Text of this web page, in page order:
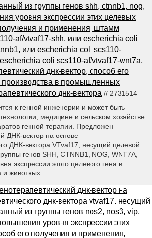
из группы генов shh, ctnnb1, nog,
уровня экспрессии этих целевых
и применения, штамм
af/vtvaf17-shh, или escherichia coli
или escherichia coli scs110-
coli scs110-af/vtvaf17-wnt7a,
днк-вектор, способ его
производства в промышленных
днк-вектора // 2731514
к генной инженерии и может быть
медицине и сельском хозяйстве
генной терапии. Предложен
ДНК-вектор на основе
ДНК-вектора VTvaf17, несущий целевой
генов SHH, CTNNB1, NOG, WNT7A,
экспрессии этого целевого гена в
и животных.
днк-вектор на
днк-вектора vtvaf17, несущий
из группы генов nos2, nos3, vip,
уровня экспрессии этих
его получения и применения,